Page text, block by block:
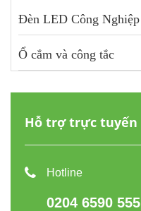
Đèn LED Công Nghiệp
Ổ cắm và công tắc
Hỗ trợ trực tuyến
Hotline
0204 6590 555